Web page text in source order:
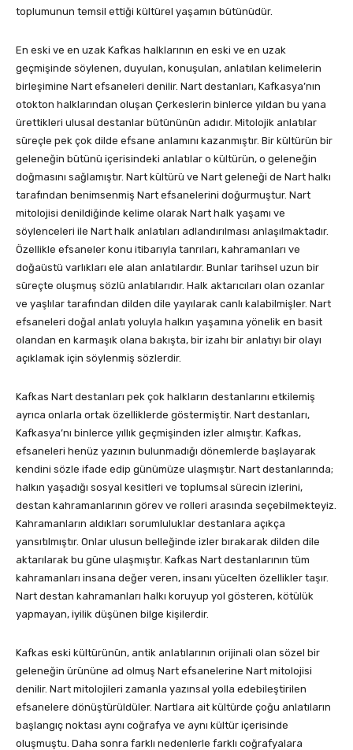
toplumunun temsil ettiği kültürel yaşamın bütünüdür.
En eski ve en uzak Kafkas halklarının en eski ve en uzak
geçmişinde söylenen, duyulan, konuşulan, anlatılan kelimelerin
birleşimine Nart efsaneleri denilir. Nart destanları, Kafkasya’nın
otokton halklarından oluşan Çerkeslerin binlerce yıldan bu yana
ürettikleri ulusal destanlar bütününün adıdır. Mitolojik anlatılar
süreçle pek çok dilde efsane anlamını kazanmıştır. Bir kültürün bir
geleneğin bütünü içerisindeki anlatılar o kültürün, o geleneğin
doğmasını sağlamıştır. Nart kültürü ve Nart geleneği de Nart halkı
tarafından benimsenmiş Nart efsanelerini doğurmuştur. Nart
mitolojisi denildiğinde kelime olarak Nart halk yaşamı ve
söylenceleri ile Nart halk anlatıları adlandırılması anlaşılmaktadır.
Özellikle efsaneler konu itibarıyla tanrıları, kahramanları ve
doğaüstü varlıkları ele alan anlatılardır. Bunlar tarihsel uzun bir
süreçte oluşmuş sözlü anlatılarıdır. Halk aktarıcıları olan ozanlar
ve yaşlılar tarafından dilden dile yayılarak canlı kalabilmişler. Nart
efsaneleri doğal anlatı yoluyla halkın yaşamına yönelik en basit
olandan en karmaşık olana bakışta, bir izahı bir anlatıyı bir olayı
açıklamak için söylenmiş sözlerdir.
Kafkas Nart destanları pek çok halkların destanlarını etkilemiş
ayrıca onlarla ortak özelliklerde göstermiştir. Nart destanları,
Kafkasya’nı binlerce yıllık geçmişinden izler almıştır. Kafkas,
efsaneleri henüz yazının bulunmadığı dönemlerde başlayarak
kendini sözle ifade edip günümüze ulaşmıştır. Nart destanlarında;
halkın yaşadığı sosyal kesitleri ve toplumsal sürecin izlerini,
destan kahramanlarının görev ve rolleri arasında seçebilmekteyiz.
Kahramanların aldıkları sorumluluklar destanlara açıkça
yansıtılmıştır. Onlar ulusun belleğinde izler bırakarak dilden dile
aktarılarak bu güne ulaşmıştır. Kafkas Nart destanlarının tüm
kahramanları insana değer veren, insanı yücelten özellikler taşır.
Nart destan kahramanları halkı koruyup yol gösteren, kötülük
yapmayan, iyilik düşünen bilge kişilerdir.
Kafkas eski kültürünün, antik anlatılarının orijinali olan sözel bir
geleneğin ürününe ad olmuş Nart efsanelerine Nart mitolojisi
denilir. Nart mitolojileri zamanla yazınsal yolla edebileştirilen
efsanelere dönüştürüldüler. Nartlara ait kültürde çoğu anlatıların
başlangıç noktası aynı coğrafya ve aynı kültür içerisinde
oluşmuştu. Daha sonra farklı nedenlerle farklı coğrafyalara